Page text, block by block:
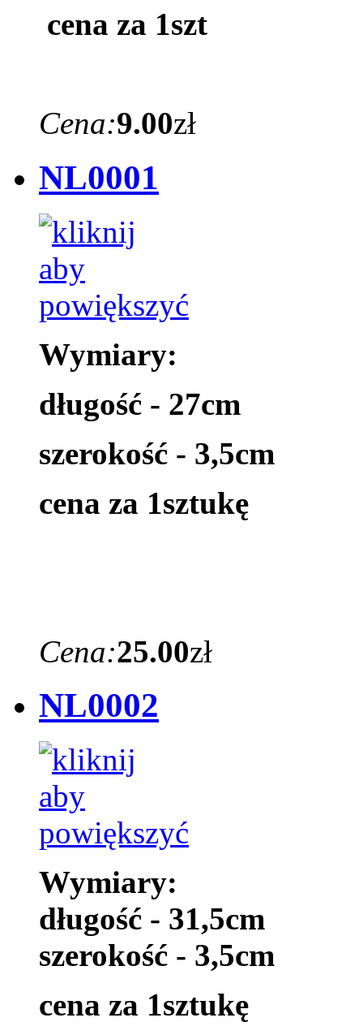
cena za 1szt
Cena:9.00zł
NL0001
Wymiary:
długość - 27cm
szerokość - 3,5cm
cena za 1sztukę
Cena:25.00zł
NL0002
Wymiary:
długość - 31,5cm
szerokość - 3,5cm
cena za 1sztukę